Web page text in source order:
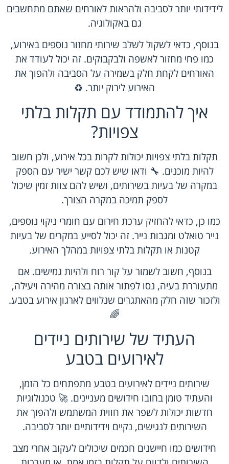
לידידותי יותר לסביבה ולהראות לאורחים שאתם מתחשבים
גם באקולוגיה.
בנוסף, כדאי לשקול לשלב שירותי מחזור נוספים באירוע,
כמו פחי מחזור לאשפה ולבקבוקים. זה יכול לעודד את
האורחים לקחת חלק בשמירה על הסביבה ולהפוך את
האירוע לירוק יותר. ♻️
איך להתמודד עם תקלות בלתי
צפויות?
תקלות בלתי צפויות יכולות לקרות בכל אירוע, ולכן חשוב
להיות מוכנים. 🔧 ודאו שיש לכם קשר ישיר עם הספק
במקרה של בעיות בשירותים, ושיש להם צוות זמין שיכול
לספק תמיכה במקרה הצורך.
כמו כן, כדאי להחזיק ערכת חירום עם חומרי ניקוי נוספים,
נייר טואלט ומגבות נייר. זה יכול לסייע במקרים של בעיות
קטנות או תקלות בלתי צפויות במהלך האירוע.
בנוסף, חשוב לשמור על קור רוח ולהיות גמישים. אם
מתעוררת בעיה, נסו לפתור אותה בצורה מהירה ויעילה,
ולזכור שזה חלק מהאתגרים שנלווים לארגון אירוע בטבע.
🌈
העתיד של שירותים ניידים
לאירועים בטבע
שירותים ניידים לאירועים בטבע מתפתחים כל הזמן,
והעתיד טומן בחובו חידושים מעניינים. 🚀 טכנולוגיות
חדשות יכולות לשפר את חווית המשתמש ולהפוך את
השירותים לנגישים, נקיים וידידותיים יותר לסביבה.
חידושים כמו חיישנים חכמים שיכולים לעקוב אחרי מצב